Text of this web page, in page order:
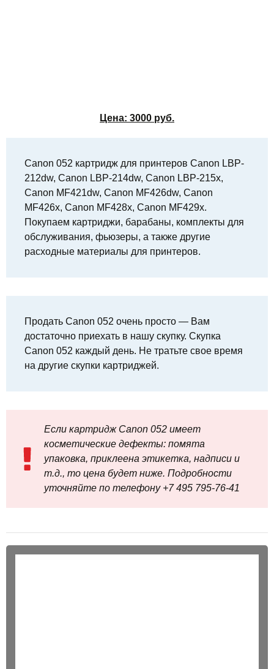
Цена: 3000 руб.
Canon 052 картридж для принтеров Canon LBP-
212dw, Canon LBP-214dw, Canon LBP-215x,
Canon MF421dw, Canon MF426dw, Canon
MF426x, Canon MF428x, Canon MF429x.
Покупаем картриджи, барабаны, комплекты для
обслуживания, фьюзеры, а также другие
расходные материалы для принтеров.
Продать Canon 052 очень просто — Вам
достаточно приехать в нашу скупку. Скупка
Canon 052 каждый день. Не тратьте свое время
на другие скупки картриджей.
Если картридж Canon 052 имеет
косметические дефекты: помята
упаковка, приклеена этикетка, надписи и
т.д., то цена будет ниже. Подробности
уточняйте по телефону +7 495 795‑76-41